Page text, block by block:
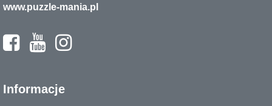
www.puzzle-mania.pl
Informacje